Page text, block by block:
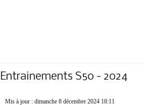
Entrainements S50 - 2024
Mis à jour : dimanche 8 décembre 2024 18:11